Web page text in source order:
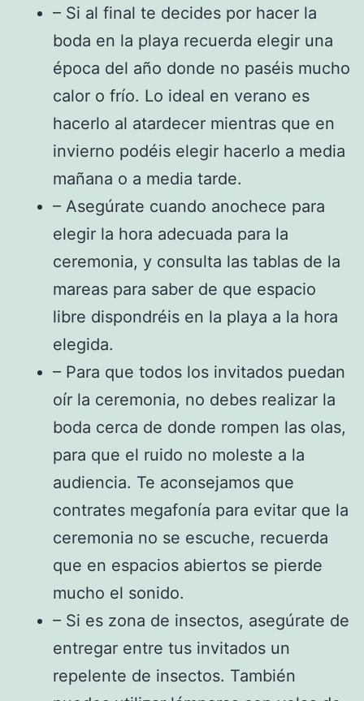
– Si al final te decides por hacer la
boda en la playa recuerda elegir una
época del año donde no paséis mucho
calor o frío. Lo ideal en verano es
hacerlo al atardecer mientras que en
invierno podéis elegir hacerlo a media
mañana o a media tarde.
– Asegúrate cuando anochece para
elegir la hora adecuada para la
ceremonia, y consulta las tablas de la
mareas para saber de que espacio
libre dispondréis en la playa a la hora
elegida.
– Para que todos los invitados puedan
oír la ceremonia, no debes realizar la
boda cerca de donde rompen las olas,
para que el ruido no moleste a la
audiencia. Te aconsejamos que
contrates megafonía para evitar que la
ceremonia no se escuche, recuerda
que en espacios abiertos se pierde
mucho el sonido.
– Si es zona de insectos, asegúrate de
entregar entre tus invitados un
repelente de insectos. También